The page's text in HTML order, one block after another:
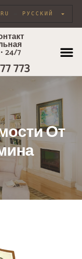
РУССКИЙ
RU
24/7
773
От